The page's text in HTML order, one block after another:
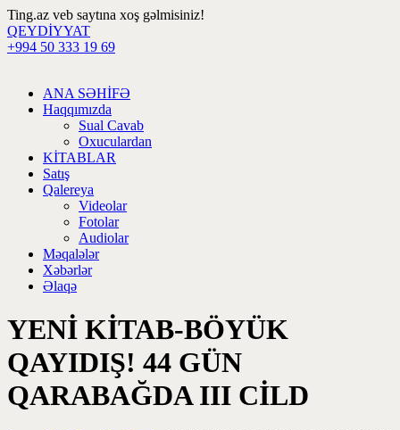
Ting.az veb saytına xoş gəlmisiniz!
QEYDİYYAT
+994 50 333 19 69
ANA SƏHİFƏ
Haqqımızda
Sual Cavab
Oxuculardan
KİTABLAR
Satış
Qalereya
Videolar
Fotolar
Audiolar
Məqalələr
Xəbərlər
Əlaqə
YENİ KİTAB-BÖYÜK
QAYIDIŞ! 44 GÜN
QARABAĞDA III CİLD